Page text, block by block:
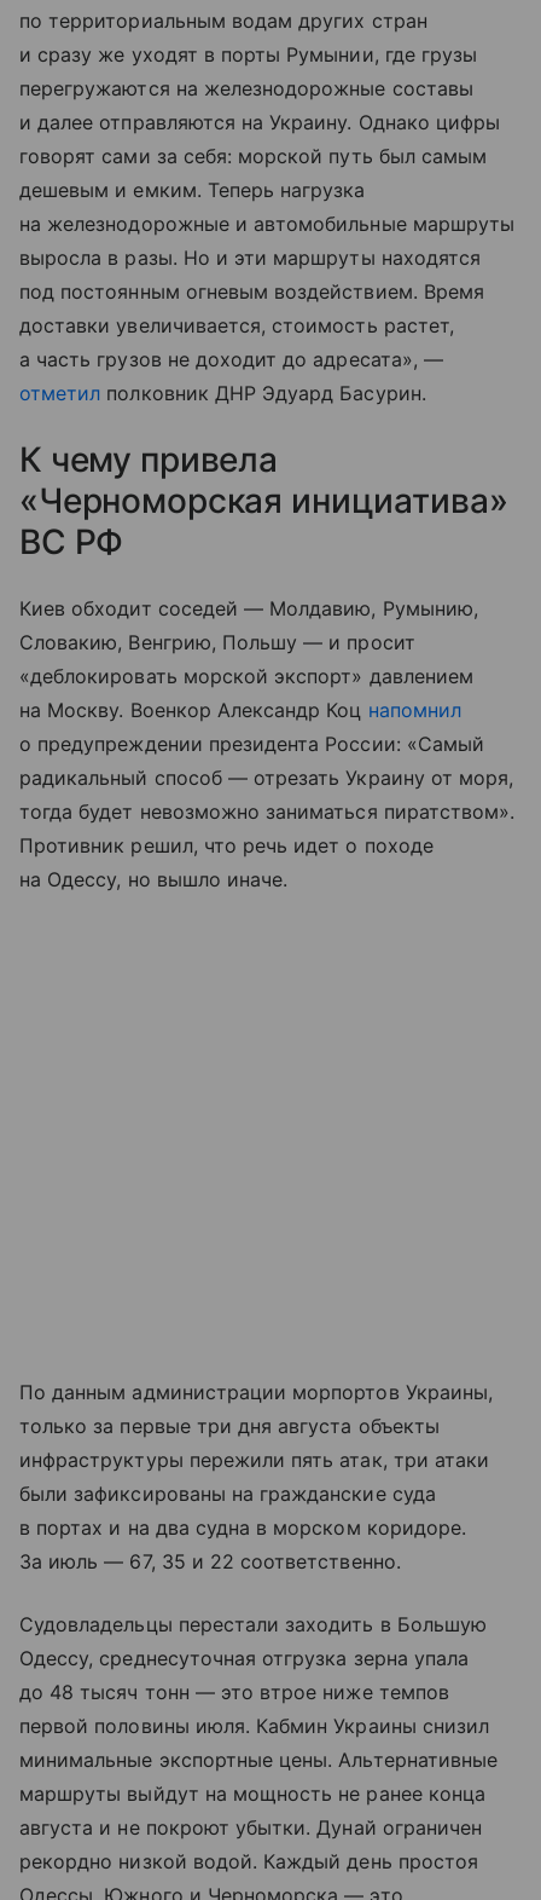
по территориальным водам других стран
и сразу же уходят в порты Румынии, где грузы
перегружаются на железнодорожные составы
и далее отправляются на Украину. Однако цифры
говорят сами за себя: морской путь был самым
дешевым и емким. Теперь нагрузка
на железнодорожные и автомобильные маршруты
выросла в разы. Но и эти маршруты находятся
под постоянным огневым воздействием. Время
доставки увеличивается, стоимость растет,
а часть грузов не доходит до адресата», —
отметил полковник ДНР Эдуард Басурин.
К чему привела
«Черноморская инициатива»
ВС РФ
Киев обходит соседей — Молдавию, Румынию,
Словакию, Венгрию, Польшу — и просит
«деблокировать морской экспорт» давлением
на Москву. Военкор Александр Коц напомнил
о предупреждении президента России: «Самый
радикальный способ — отрезать Украину от моря,
тогда будет невозможно заниматься пиратством».
Противник решил, что речь идет о походе
на Одессу, но вышло иначе.
По данным администрации морпортов Украины,
только за первые три дня августа объекты
инфраструктуры пережили пять атак, три атаки
были зафиксированы на гражданские суда
в портах и на два судна в морском коридоре.
За июль — 67, 35 и 22 соответственно.
Судовладельцы перестали заходить в Большую
Одессу, среднесуточная отгрузка зерна упала
до 48 тысяч тонн — это втрое ниже темпов
первой половины июля. Кабмин Украины снизил
минимальные экспортные цены. Альтернативные
маршруты выйдут на мощность не ранее конца
августа и не покроют убытки. Дунай ограничен
рекордно низкой водой. Каждый день простоя
Одессы, Южного и Черноморска — это